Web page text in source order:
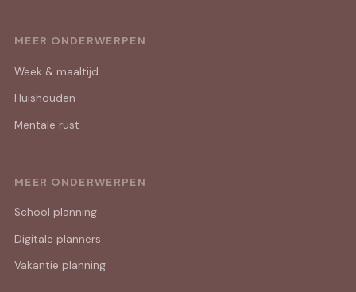
MEER ONDERWERPEN
Week & maaltijd
Huishouden
Mentale rust
MEER ONDERWERPEN
School planning
Digitale planners
Vakantie planning